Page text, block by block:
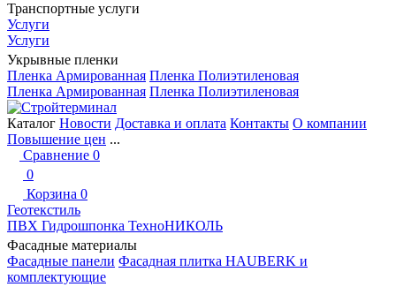
Транспортные услуги
Услуги
Услуги
Укрывные пленки
Пленка Армированная Пленка Полиэтиленовая
Пленка Армированная Пленка Полиэтиленовая
Каталог Новости Доставка и оплата Контакты О компании
Повышение цен ...
Сравнение 0
0
Корзина 0
Геотекстиль
ПВХ Гидрошпонка ТехноНИКОЛЬ
Фасадные материалы
Фасадные панели Фасадная плитка HAUBERK и
комплектующие